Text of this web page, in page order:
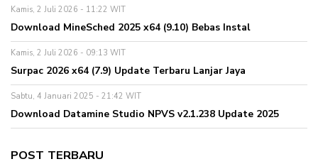
Kamis, 2 Juli 2026 - 11:22 WIT
Download MineSched 2025 x64 (9.10) Bebas Instal
Kamis, 2 Juli 2026 - 09:13 WIT
Surpac 2026 x64 (7.9) Update Terbaru Lanjar Jaya
Sabtu, 4 Januari 2025 - 21:42 WIT
Download Datamine Studio NPVS v2.1.238 Update 2025
POST TERBARU